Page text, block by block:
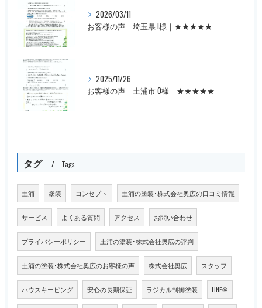
2026/03/11
お客様の声｜埼玉県 I様｜★★★★★
2025/11/26
お客様の声｜土浦市 O様｜★★★★★
タグ Tags
土浦 塗装 コンセプト 土浦の塗装･株式会社奥広の口コミ情報
サービス よくある質問 アクセス お問い合わせ
プライバシーポリシー 土浦の塗装･株式会社奥広の評判
土浦の塗装･株式会社奥広のお客様の声 株式会社奥広 スタッフ
ハウスキーピング 安心の長期保証 ラジカル制御塗装 LINE＠